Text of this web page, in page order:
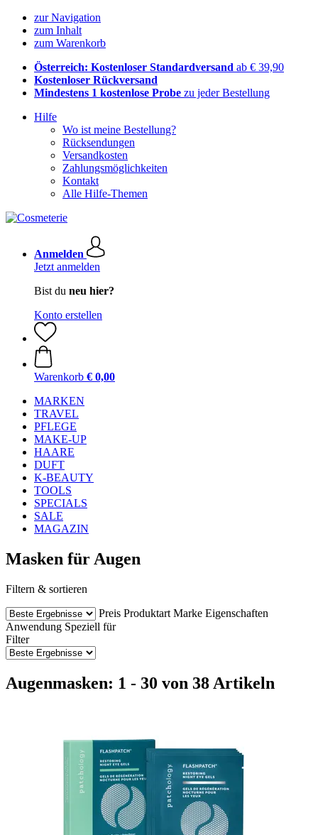
zur Navigation
zum Inhalt
zum Warenkorb
Österreich: Kostenloser Standardversand ab € 39,90
Kostenloser Rückversand
Mindestens 1 kostenlose Probe zu jeder Bestellung
Hilfe
Wo ist meine Bestellung?
Rücksendungen
Versandkosten
Zahlungsmöglichkeiten
Kontakt
Alle Hilfe-Themen
Anmelden
Jetzt anmelden
Bist du neu hier?
Konto erstellen
Warenkorb € 0,00
MARKEN
TRAVEL
PFLEGE
MAKE-UP
HAARE
DUFT
K-BEAUTY
TOOLS
SPECIALS
SALE
MAGAZIN
Masken für Augen
Filtern & sortieren
Preis Produktart Marke Eigenschaften
Anwendung Speziell für
Filter
Augenmasken: 1 - 30 von 38 Artikeln